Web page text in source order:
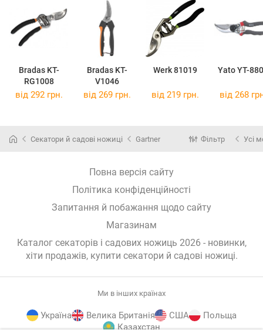
Bradas KT-
RG1008
Bradas KT-
V1046
Werk 81019 Yato YT-
від 292 грн. від 269 грн. від 219 грн. від 268
Секатори й садові ножиці Gartner Фільтр Усі
Повна версія сайту
Політика конфіденційності
Запитання й побажання щодо сайту
Магазинам
Каталог секаторів і садових ножиць 2026 - новинки,
хіти продажів, купити секатори й садові ножиці.
Ми в інших країнах
Україна Велика Британія США
Польща
Казахстан